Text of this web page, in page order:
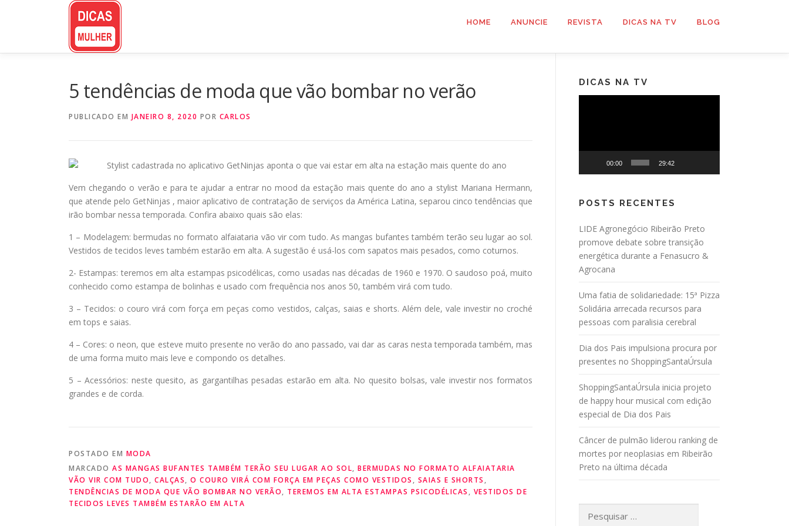
HOME ANUNCIE REVISTA DICAS NA TV BLOG
5 tendências de moda que vão bombar no verão
PUBLICADO EM JANEIRO 8, 2020 POR CARLOS
Stylist cadastrada no aplicativo GetNinjas aponta o que vai estar em alta na estação mais quente do ano
Vem chegando o verão e para te ajudar a entrar no mood da estação mais quente do ano a stylist Mariana Hermann,
que atende pelo GetNinjas , maior aplicativo de contratação de serviços da América Latina, separou cinco tendências que
irão bombar nessa temporada. Confira abaixo quais são elas:
1 – Modelagem: bermudas no formato alfaiataria vão vir com tudo. As mangas bufantes também terão seu lugar ao sol.
Vestidos de tecidos leves também estarão em alta. A sugestão é usá-los com sapatos mais pesados, como coturnos.
2- Estampas: teremos em alta estampas psicodélicas, como usadas nas décadas de 1960 e 1970. O saudoso poá, muito
conhecido como estampa de bolinhas e usado com frequência nos anos 50, também virá com tudo.
3 – Tecidos: o couro virá com força em peças como vestidos, calças, saias e shorts. Além dele, vale investir no croché
em tops e saias.
4 – Cores: o neon, que esteve muito presente no verão do ano passado, vai dar as caras nesta temporada também, mas
de uma forma muito mais leve e compondo os detalhes.
5 – Acessórios: neste quesito, as gargantilhas pesadas estarão em alta. No quesito bolsas, vale investir nos formatos
grandes e de corda.
POSTADO EM MODA
MARCADO AS MANGAS BUFANTES TAMBÉM TERÃO SEU LUGAR AO SOL, BERMUDAS NO FORMATO ALFAIATARIA
VÃO VIR COM TUDO, CALÇAS, O COURO VIRÁ COM FORÇA EM PEÇAS COMO VESTIDOS , SAIAS E SHORTS ,
TENDÊNCIAS DE MODA QUE VÃO BOMBAR NO VERÃO, TEREMOS EM ALTA ESTAMPAS PSICODÉLICAS , VESTIDOS DE
TECIDOS LEVES TAMBÉM ESTARÃO EM ALTA
DICAS NA TV
00:00 29:42
POSTS RECENTES
LIDE Agronegócio Ribeirão Preto
promove debate sobre transição
energética durante a Fenasucro &
Agrocana
Uma fatia de solidariedade: 15ª Pizza
Solidária arrecada recursos para
pessoas com paralisia cerebral
Dia dos Pais impulsiona procura por
presentes no ShoppingSantaÚrsula
ShoppingSantaÚrsula inicia projeto
de happy hour musical com edição
especial de Dia dos Pais
Câncer de pulmão liderou ranking de
mortes por neoplasias em Ribeirão
Preto na última década
por: